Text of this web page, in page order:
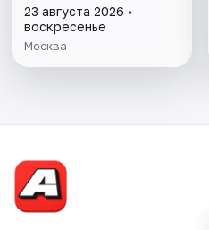
23 августа 2026 •
воскресенье
Москва